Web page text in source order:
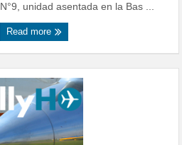
N°9, unidad asentada en la Bas ...
Read more